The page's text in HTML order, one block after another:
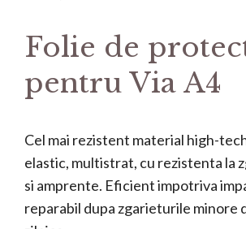
Folie de
pentru Via A4
Cel mai rezistent material high-
elastic, multistrat, cu rezistenta la
si amprente. Eficient impotriva
reparabil dupa zgarieturile minore